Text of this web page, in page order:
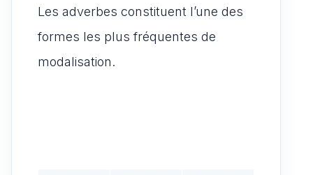
Les adverbes constituent l’une des
formes les plus fréquentes de
modalisation.